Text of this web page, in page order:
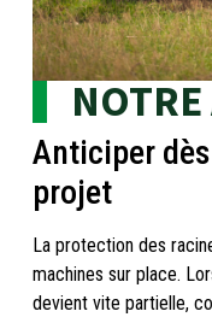
Anticiper
projet
La protection des
machines sur place.
devient vite partielle,